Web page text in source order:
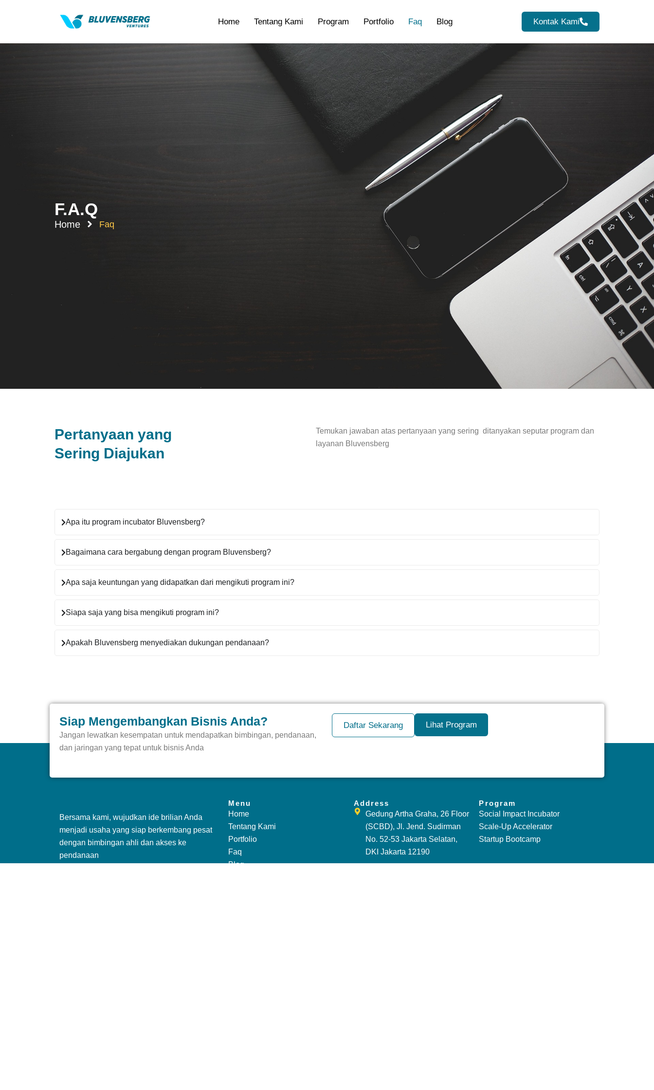
Home Tentang Kami Program Portfolio Faq Blog Kontak Kami
F.A.Q
Home Faq
Pertanyaan yang
Sering Diajukan
Temukan jawaban atas pertanyaan yang sering ditanyakan seputar program dan
layanan Bluvensberg
Apa itu program incubator Bluvensberg?
Bagaimana cara bergabung dengan program Bluvensberg?
Apa saja keuntungan yang didapatkan dari mengikuti program ini?
Siapa saja yang bisa mengikuti program ini?
Apakah Bluvensberg menyediakan dukungan pendanaan?
Siap Mengembangkan Bisnis Anda?
Jangan lewatkan kesempatan untuk mendapatkan bimbingan, pendanaan,
dan jaringan yang tepat untuk bisnis Anda
Daftar Sekarang Lihat Program
Bersama kami, wujudkan ide brilian Anda
menjadi usaha yang siap berkembang pesat
dengan bimbingan ahli dan akses ke
pendanaan
Menu
Home
Tentang Kami
Portfolio
Faq
Blog
Address
Gedung Artha Graha, 26 Floor
(SCBD), Jl. Jend. Sudirman
No. 52-53 Jakarta Selatan,
DKI Jakarta 12190
Program
Social Impact Incubator
Scale-Up Accelerator
Startup Bootcamp